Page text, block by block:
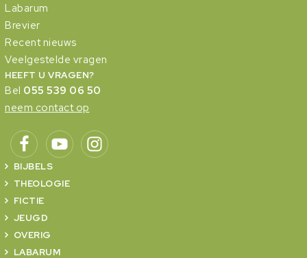
Labarum
Brevier
Recent nieuws
Veelgestelde vragen
HEEFT U VRAGEN?
Bel 055 539 06 50
neem contact op
BIJBELS
THEOLOGIE
FICTIE
JEUGD
OVERIG
LABARUM